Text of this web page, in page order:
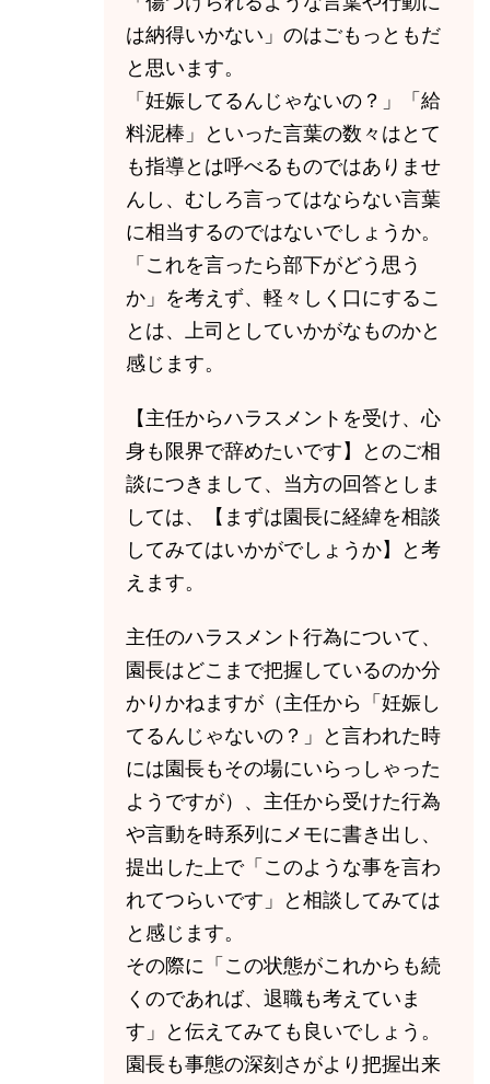
は納得いかない」のはごもっともだ
と思います。
「妊娠してるんじゃないの？」「給
料泥棒」といった言葉の数々はとて
も指導とは呼べるものではありませ
んし、むしろ言ってはならない言葉
に相当するのではないでしょうか。
「これを言ったら部下がどう思う
か」を考えず、軽々しく口にするこ
とは、上司としていかがなものかと
感じます。
【主任からハラスメントを受け、心
身も限界で辞めたいです】とのご相
談につきまして、当方の回答としま
しては、【まずは園長に経緯を相談
してみてはいかがでしょうか】と考
えます。
主任のハラスメント行為について、
園長はどこまで把握しているのか分
かりかねますが（主任から「妊娠し
てるんじゃないの？」と言われた時
には園長もその場にいらっしゃった
ようですが）、主任から受けた行為
や言動を時系列にメモに書き出し、
提出した上で「このような事を言わ
れてつらいです」と相談してみては
と感じます。
その際に「この状態がこれからも続
くのであれば、退職も考えていま
す」と伝えてみても良いでしょう。
園長も事態の深刻さがより把握出来